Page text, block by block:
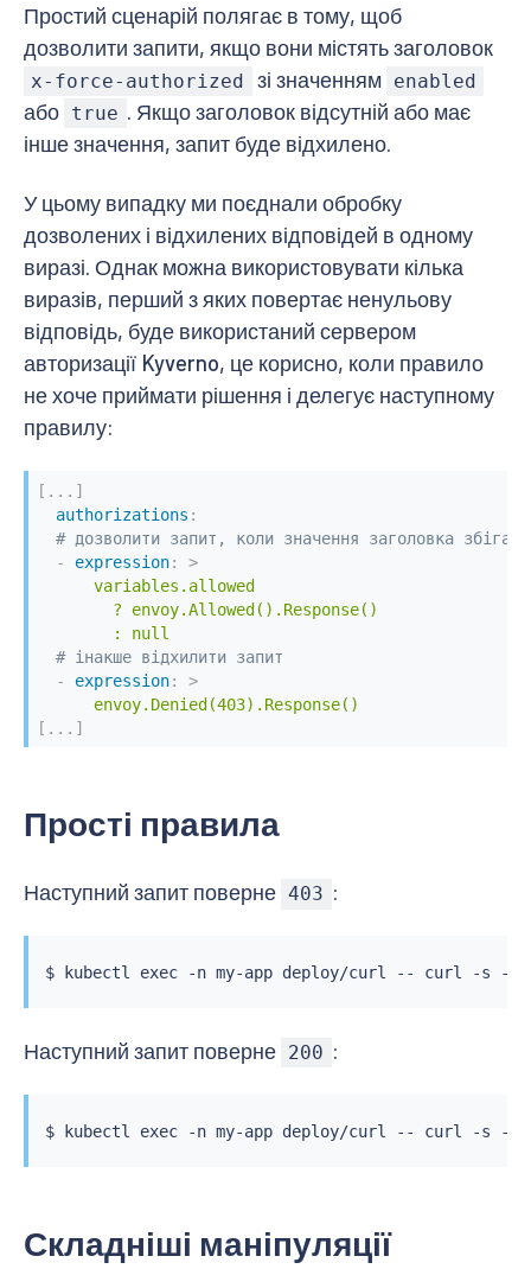
Простий сценарій полягає в тому, щоб
дозволити запити, якщо вони містять заголовок
x-force-authorized зі значенням enabled
або true . Якщо заголовок відсутній або має
інше значення, запит буде відхилено.
У цьому випадку ми поєднали обробку
дозволених і відхилених відповідей в одному
виразі. Однак можна використовувати кілька
виразів, перший з яких повертає ненульову
відповідь, буде використаний сервером
авторизації Kyverno, це корисно, коли правило
не хоче приймати рішення і делегує наступному
правилу:
[ ... ]
authorizations :
# дозволити запит, коли значення заголовка
-
expression:
>
      variables.allowed
        ? envoy.Allowed().Response()
        : null
# інакше відхилити запит
-
expression:
>
      envoy.Denied(403).Response()
[ ... ]
Прості правила
Наступний запит поверне 403 :
$ kubectl exec -n my-app deploy/curl -- curl -s -w
Наступний запит поверне 200 :
$ kubectl exec -n my-app deploy/curl -- curl -s -w
Складніші маніпуляції